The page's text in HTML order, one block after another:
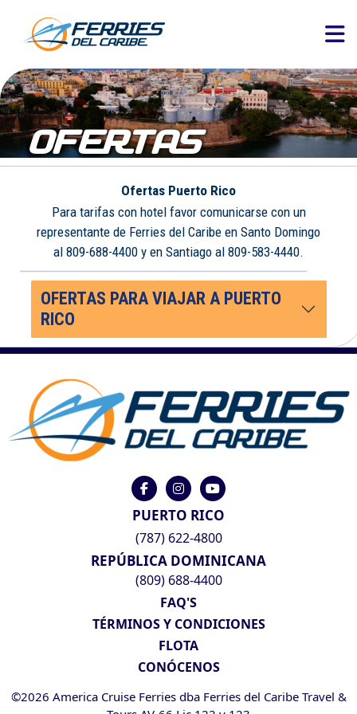
OFERTAS
Ofertas Puerto Rico
Para tarifas con hotel favor comunicarse con un
representante de Ferries del Caribe en Santo Domingo
al 809-688-4400 y en Santiago al 809-583-4440.
OFERTAS PARA VIAJAR A PUERTO
RICO
PUERTO RICO
(787) 622-4800
REPÚBLICA DOMINICANA
(809) 688-4400
FAQ'S
TÉRMINOS Y CONDICIONES
FLOTA
CONÓCENOS
©2026 America Cruise Ferries dba Ferries del Caribe Travel &